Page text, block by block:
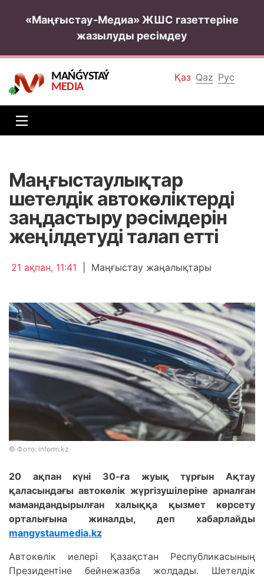
«Маңғыстау-Медиа» ЖШС газеттеріне
жазылуды ресімдеу
Қаз Qaz Рус
MAŃǴYSTAÝ
MEDIA
Маңғыстаулықтар
шетелдік автокөліктерді
заңдастыру рәсімдерін
жеңілдетуді талап етті
21 ақпан, 11:41 Маңғыстау жаңалықтары
© Фото: inform.kz
20 ақпан күні 30-ға жуық тұрғын Ақтау
қаласындағы автокөлік жүргізушілеріне арналған
мамандандырылған халыққа қызмет көрсету
орталығына жиналды, деп хабарлайды
mangystaumedia.kz
Автокөлік иелері Қазақстан Республикасының
Президентіне бейнежазба жолдады. Шетелдік